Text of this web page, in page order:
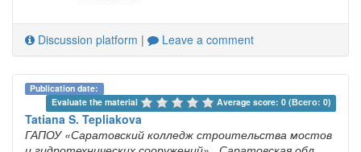
Discussion platform | Leave a comment
Publication date:
Evaluate the material
Average score: 0 (Всего: 0)
Tatiana S. Tepliakova
ГАПОУ «Саратовский колледж строительства мостов